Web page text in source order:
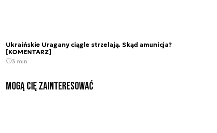
Ukraińskie Uragany ciągle strzelają. Skąd amunicja?
[KOMENTARZ]
3 min.
Mogą Cię zainteresować